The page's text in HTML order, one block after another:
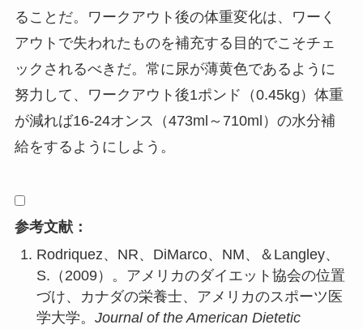
ることだ。ワークアウト後の体重変化は、ワーく
アウトで失われたものを補充する目的でこそチェ
ックされるべきだ。常に尿が薄黄色であるように
努力して、ワークアウト後1ポンド（0.45kg）体重
が減れば16-24オンス（473ml～710ml）の水分補
給をするようにしよう。
参考文献：
Rodriquez、NR、DiMarco、NM、＆Langley、
S.（2009）。アメリカのダイエット協会の位置
づけ、カナダの栄養士、アメリカのスポーツ医
学大学。 Journal of the American Dietetic